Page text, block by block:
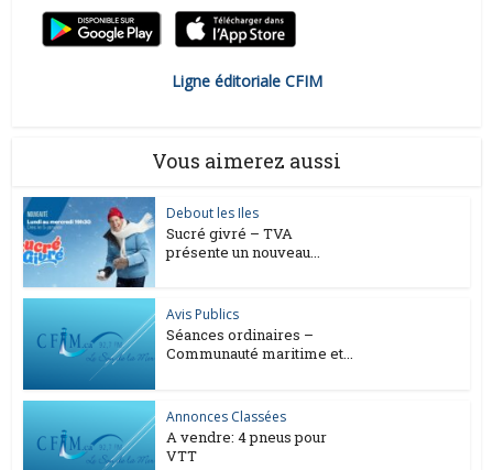
Ligne éditoriale CFIM
Vous aimerez aussi
Debout les Iles
Sucré givré – TVA
présente un nouveau...
Avis Publics
Séances ordinaires –
Communauté maritime et...
Annonces Classées
A vendre: 4 pneus pour
VTT